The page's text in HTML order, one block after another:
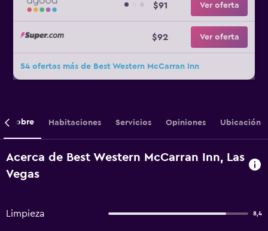
$91 Ver oferta
$92 Ver oferta
54 ofertas más de Best Western McCarran Inn
Sobre Habitaciones Servicios Opiniones Ubicación
Acerca de Best Western McCarran Inn, Las
Vegas
Limpieza 8,4